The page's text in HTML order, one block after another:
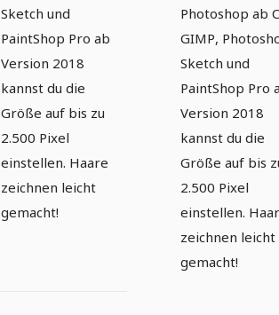
Sketch und
PaintShop Pro ab
Version 2018
kannst du die
Größe auf bis zu
2.500 Pixel
einstellen. Haare
zeichnen leicht
gemacht!
Photoshop ab
GIMP,
Sketch und
PaintShop Pro
Version 2018
kannst du die
Größe auf bis
2.500 Pixel
einstellen.
zeichnen leicht
gemacht!